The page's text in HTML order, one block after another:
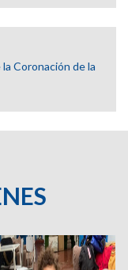
Coronación de la